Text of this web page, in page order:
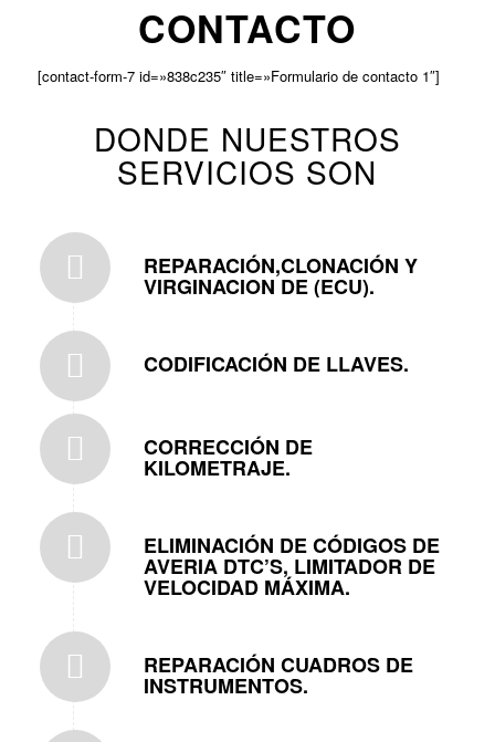
CONTACTO
[contact-form-7 id=»838c235″ title=»Formulario de contacto 1″]
DONDE NUESTROS
SERVICIOS SON
REPARACIÓN,CLONACIÓN Y
VIRGINACION DE (ECU).
CODIFICACIÓN DE LLAVES.
CORRECCIÓN DE
KILOMETRAJE.
ELIMINACIÓN DE CÓDIGOS DE
AVERIA DTC’S, LIMITADOR DE
VELOCIDAD MÁXIMA.
REPARACIÓN CUADROS DE
INSTRUMENTOS.